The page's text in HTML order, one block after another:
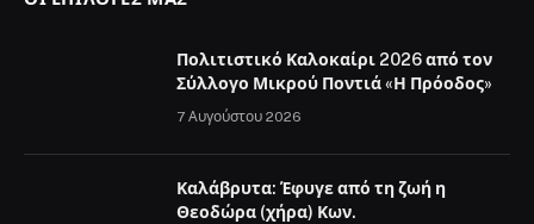
Πολιτιστικό Καλοκαίρι 2026 από τον
Σύλλογο Μικρού Ποντιά «Η Πρόοδος»
7 Αυγούστου 2026
Καλάβρυτα: Έφυγε από τη ζωή η
Θεοδώρα (χήρα) Κων.